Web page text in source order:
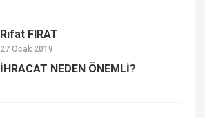
Rıfat FIRAT
27 Ocak 2019
İHRACAT NEDEN ÖNEMLİ?